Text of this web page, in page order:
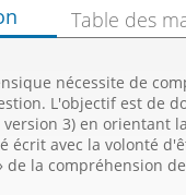
nécessite de
L'objectif est de
version 3) en orientant
écrit avec la volonté
de la compréhension
Table des